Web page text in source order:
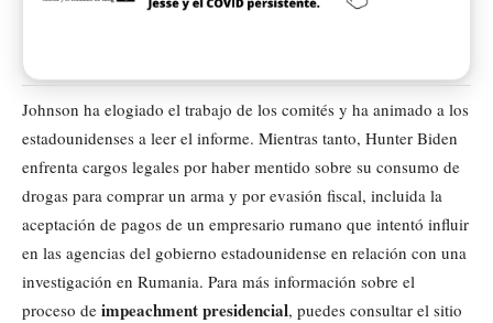
Johnson ha elogiado el trabajo de los comités y ha animado a los
estadounidenses a leer el informe. Mientras tanto, Hunter Biden
enfrenta cargos legales por haber mentido sobre su consumo de
drogas para comprar un arma y por evasión fiscal, incluida la
aceptación de pagos de un empresario rumano que intentó influir
en las agencias del gobierno estadounidense en relación con una
investigación en Rumania. Para más información sobre el
proceso de impeachment presidencial, puedes consultar el sitio